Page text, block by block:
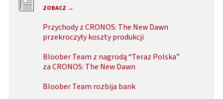
ZOBACZ
Przychody z CRONOS: The New Dawn
przekroczyły koszty produkcji
Bloober Team z nagrodą “Teraz Polska”
za CRONOS: The New Dawn
Bloober Team rozbija bank